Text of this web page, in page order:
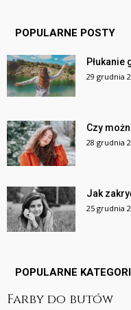
POPULARNE POSTY
Płukanie
29 grudnia
Czy
28 grudnia
Jak
25 grudnia
POPULARNE
Farby do butów